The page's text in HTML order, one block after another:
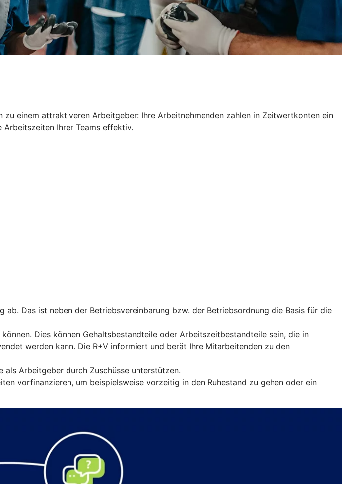
einem attraktiveren Arbeitgeber: Ihre Arbeitnehmenden zahlen in Zeitwertkonten ein
Ihrer Teams effektiv.
ab. Das ist neben der Betriebsvereinbarung bzw. der Betriebsordnung die Basis für die
Dies können Gehaltsbestandteile oder Arbeitszeitbestandteile sein, die in
werden kann. Die R+V informiert und berät Ihre Mitarbeitenden zu den
Arbeitgeber durch Zuschüsse unterstützen.
vorfinanzieren, um beispielsweise vorzeitig in den Ruhestand zu gehen oder ein